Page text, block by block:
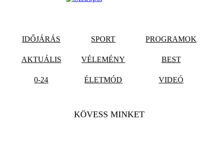
IDŐJÁRÁS SPORT PROGRAMOK
AKTUÁLIS VÉLEMÉNY BEST
0-24 ÉLETMÓD VIDEÓ
KÖVESS MINKET